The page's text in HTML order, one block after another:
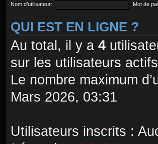
Nom d’utilisateur:
Mot de
QUI EST EN LIGNE ?
Au total, il y a 4
sur les utilisateurs
Le nombre maximum
Mars 2026, 03:31
Utilisateurs inscrits :